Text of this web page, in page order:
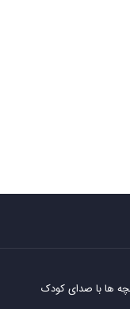
ها با صدای کودک